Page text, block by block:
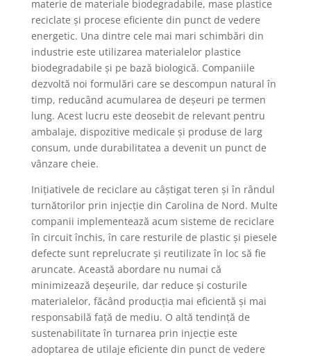
materie de materiale biodegradabile, mase plastice
reciclate și procese eficiente din punct de vedere
energetic. Una dintre cele mai mari schimbări din
industrie este utilizarea materialelor plastice
biodegradabile și pe bază biologică. Companiile
dezvoltă noi formulări care se descompun natural în
timp, reducând acumularea de deșeuri pe termen
lung. Acest lucru este deosebit de relevant pentru
ambalaje, dispozitive medicale și produse de larg
consum, unde durabilitatea a devenit un punct de
vânzare cheie.
Inițiativele de reciclare au câștigat teren și în rândul
turnătorilor prin injecție din Carolina de Nord. Multe
companii implementează acum sisteme de reciclare
în circuit închis, în care resturile de plastic și piesele
defecte sunt reprelucrate și reutilizate în loc să fie
aruncate. Această abordare nu numai că
minimizează deșeurile, dar reduce și costurile
materialelor, făcând producția mai eficientă și mai
responsabilă față de mediu. O altă tendință de
sustenabilitate în turnarea prin injecție este
adoptarea de utilaje eficiente din punct de vedere